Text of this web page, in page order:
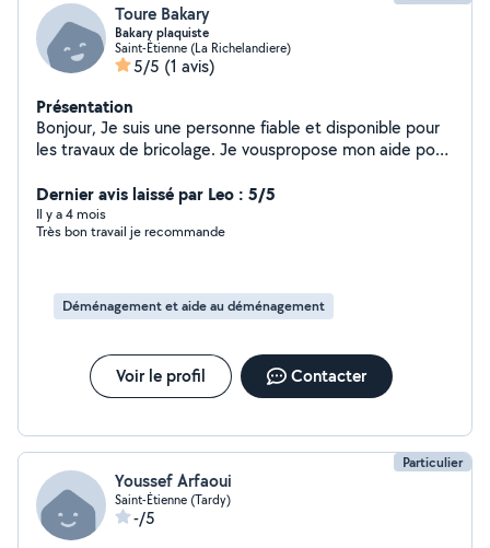
Toure Bakary
Bakary plaquiste
Saint-Étienne (La Richelandiere)
5/5 (1 avis)
Présentation
Bonjour, Je suis une personne fiable et disponible pour
les travaux de bricolage. Je vouspropose mon aide pour
aide déménagement courses, petits travaux, garde
d'enfants, etc.). Sérieux et ponctuel, je m'engage à
rendre service efficacement. N'hésitez pas à me
Dernier avis laissé par Leo : 5/5
Il y a 4 mois
Très bon travail je recommande
Déménagement et aide au déménagement
Voir le profil Contacter
Particulier
Youssef Arfaoui
Saint-Étienne (Tardy)
-/5